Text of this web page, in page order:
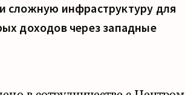
сложную инфраструктуру для
доходов через западные